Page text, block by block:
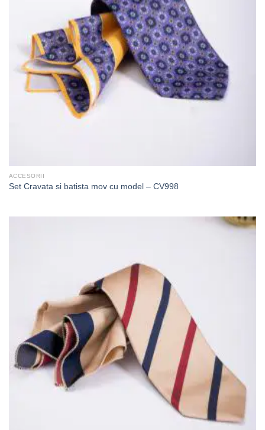
ACCESORII
Set Cravata si batista mov cu model – CV998